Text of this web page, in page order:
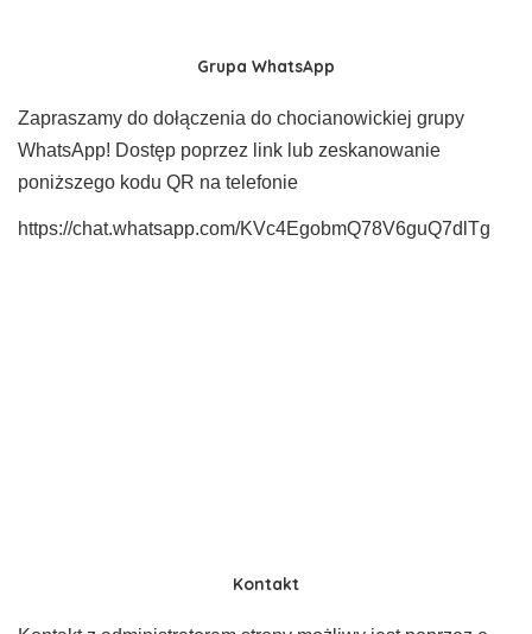
Grupa WhatsApp
Zapraszamy do dołączenia do chocianowickiej grupy
WhatsApp! Dostęp poprzez link lub zeskanowanie
poniższego kodu QR na telefonie
https://chat.whatsapp.com/KVc4EgobmQ78V6guQ7dlTg
Kontakt